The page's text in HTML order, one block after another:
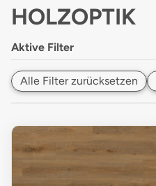
HOLZOPTIK
Aktive Filter
Alle Filter zurücksetzen